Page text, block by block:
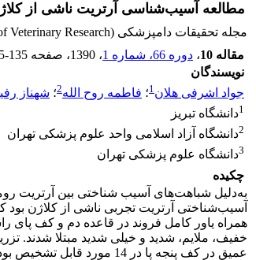
مطالعه آسیب‌شناسی آرتریت ناشی از کلاژن تیپ2 گاوی و ‌اَجوان کامل
مجله تحقیقات دامپزشکی (Journal of Veterinary Research)
مقاله 10
، دوره 66، شماره 1 ، 1390 ، صفحه 135
نویسندگان
جواد اشرفی هلان1؛ فاطمه روح الله2؛ شهناز
1دانشگاه تبریز
2دانشگاه آزاد اسلامی واحد علوم پزشکی تهران
3دانشگاه علوم پزشکی تهران
چکیده
به‌د‌لیل شباهت‌های آسیب شناختی بین آرتریت
خفیف، ملایم، شدید و خیلی شدید مبتلا شدند.
عمیق در کف پنجه پا در